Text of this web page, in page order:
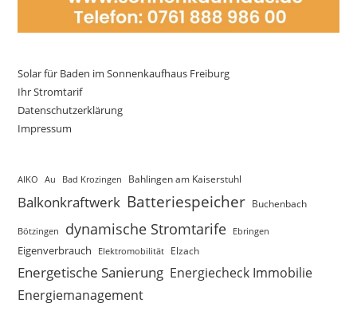
Solar für Baden im Sonnenkaufhaus Freiburg
Ihr Stromtarif
Datenschutzerklärung
Impressum
AIKO Au Bad Krozingen Bahlingen am Kaiserstuhl
Balkonkraftwerk Batteriespeicher Buchenbach
Bötzingen dynamische Stromtarife Ebringen
Eigenverbrauch Elektromobilität Elzach
Energetische Sanierung Energiecheck Immobilie
Energiemanagement